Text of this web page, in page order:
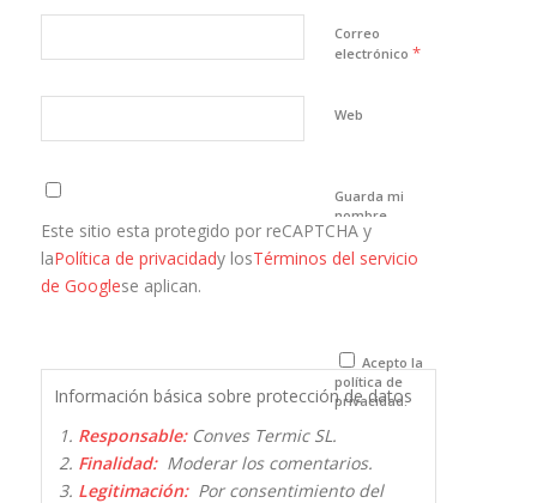
Correo
electrónico *
Web
Guarda mi
nombre,
correo
electrónico y
que comente.
Este sitio esta protegido por reCAPTCHA y
laPolítica de privacidady losTérminos del servicio
de Googlese aplican.
Acepto la
política de
privacidad.
Información básica sobre protección de datos
Responsable:Conves Termic SL.
Finalidad:Moderar los comentarios.
Legitimación:Por consentimiento del